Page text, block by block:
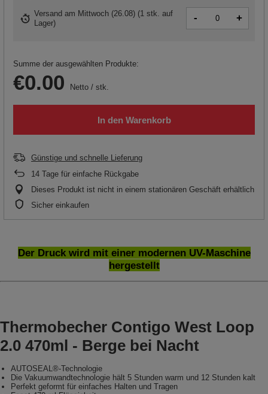
Versand am Mittwoch (26.08) (1 stk. auf
Lager)
- +
Summe der ausgewählten Produkte:
€0.00 Netto / stk.
In den Warenkorb
Günstige und schnelle Lieferung
14 Tage für einfache Rückgabe
Dieses Produkt ist nicht in einem stationären Geschäft erhältlich
Sicher einkaufen
Der Druck wird mit einer modernen UV-Maschine
hergestellt
Thermobecher Contigo West Loop
2.0 470ml - Berge bei Nacht
AUTOSEAL®-Technologie
Die Vakuumwandtechnologie hält 5 Stunden warm und 12 Stunden kalt
Perfekt geformt für einfaches Halten und Tragen